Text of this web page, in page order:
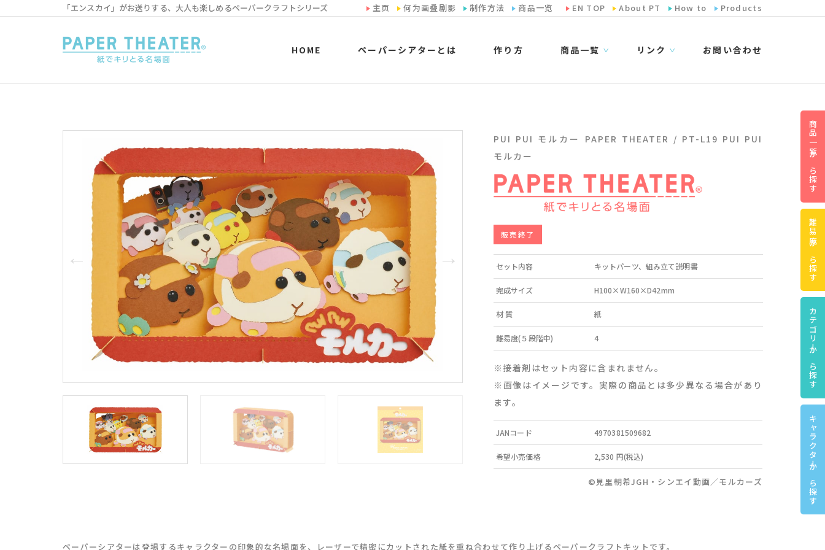
「エンスカイ」がお送りする、大人も楽しめるペーパークラフトシリーズ 主页 何为画叠剧影 制作方法 商品一览 EN TOP About PT How to Products
HOME ペーパーシアターとは 作り方 商品一覧 ∨ リンク ∨ お問い合わせ
PUI PUI モルカー PAPER THEATER / PT-L19 PUI PUI
モルカー
販売終了
セット内容 キットパーツ、組み立て説明書
完成サイズ H100×W160×D42mm
材 質 紙
難易度(５段階中) 4
※接着剤はセット内容に含まれません。
※画像はイメージです。実際の商品とは多少異なる場合があり
ます。
JANコード 4970381509682
希望小売価格 2,530 円(税込)
©見里朝希JGH・シンエイ動画／モルカーズ
ペーパーシアターは登場するキャラクターの印象的な名場面を、レーザーで精密にカットされた紙を重ね合わせて作り上げるペーパークラフトキットです。
商品一覧から探す
難易度から探す
カテゴリーから探す
キャラクターから探す